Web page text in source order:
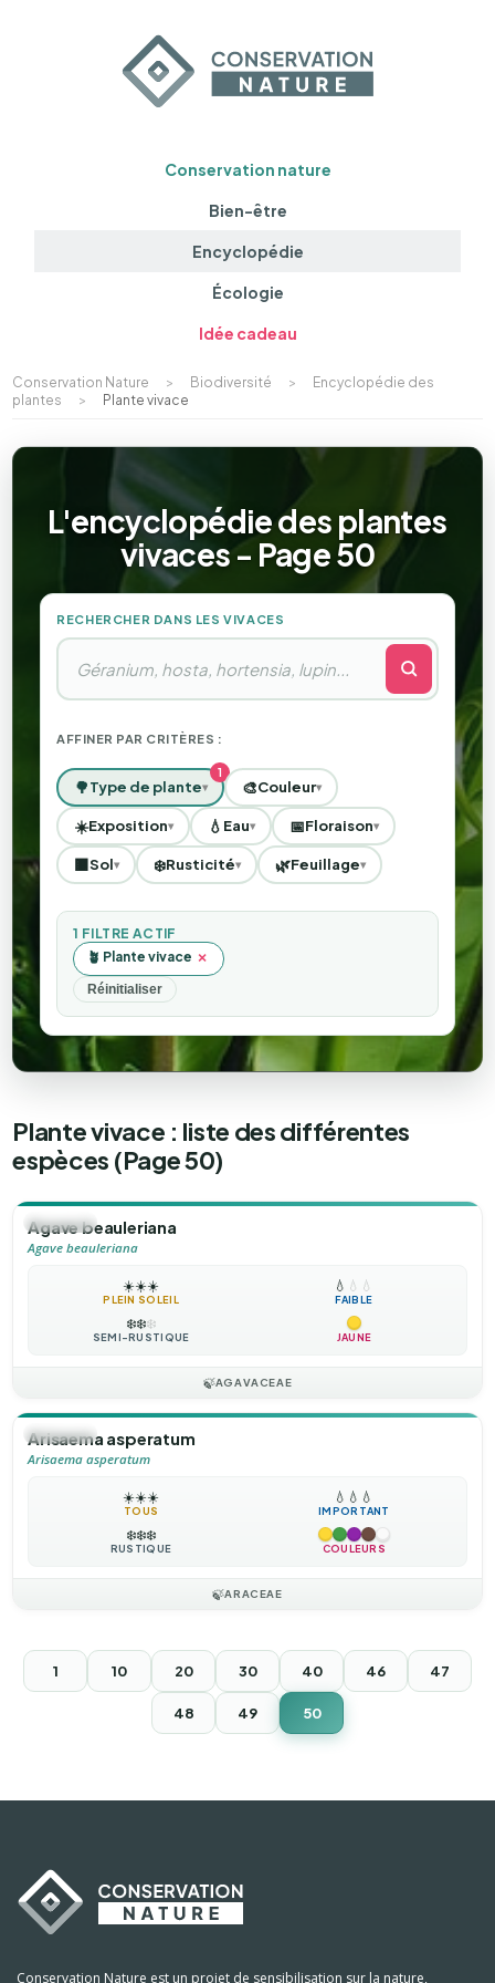
Conservation nature
Bien-être
Encyclopédie
Écologie
Idée cadeau
Conservation Nature > Biodiversité >
Encyclopédie des
plantes
> Plante vivace
L'encyclopédie des plantes
vivaces - Page 50
RECHERCHER DANS LES VIVACES
AFFINER PAR CRITÈRES :
🌳Type de plante▾ 🎨Couleur▾
☀️Exposition▾ 💧 Eau▾ 📅Floraison▾
🟫Sol▾ ❄️Rusticité▾ 🌿Feuillage▾
1 FILTRE ACTIF
🪴 Plante vivace ×
Réinitialiser
Plante vivace : liste des différentes
espèces (Page 50)
🪴VIVACE
Agave beauleriana
Agave beauleriana
☀️☀️☀️
PLEIN SOLEIL
💧 💧 💧
FAIBLE
❄️❄️❄️
SEMI-RUSTIQUE JAUNE
🍃AGAVACEAE
🪴VIVACE
Arisaema asperatum
Arisaema asperatum
☀️☀️☀️
TOUS
💧 💧 💧
IMPORTANT
❄️❄️❄️
RUSTIQUE COULEURS
🍃ARACEAE
1 10 20 30 40 46 47
48 49 50
Conservation Nature est un projet de sensibilisation sur la nature,